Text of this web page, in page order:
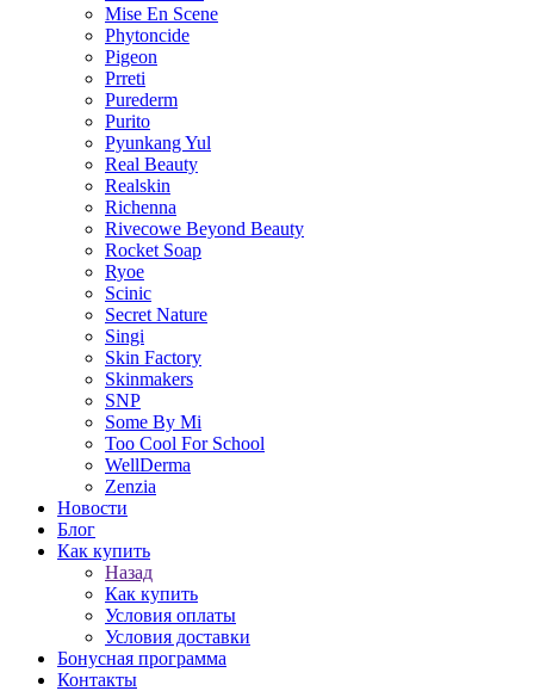
Mise En Scene
Phytoncide
Pigeon
Prreti
Purederm
Purito
Pyunkang Yul
Real Beauty
Realskin
Richenna
Rivecowe Beyond Beauty
Rocket Soap
Ryoe
Scinic
Secret Nature
Singi
Skin Factory
Skinmakers
SNP
Some By Mi
Too Cool For School
WellDerma
Zenzia
Новости
Блог
Как купить
Назад
Как купить
Условия оплаты
Условия доставки
Бонусная программа
Контакты